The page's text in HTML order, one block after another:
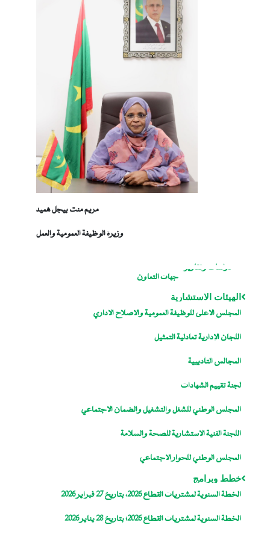
مريم منت بيجل هميد
وزيرة الوظيفة العمومية والعمل
دراسات وتقارير
جهات التعاون
الهيئات الاستشارية
المجلس الاعلى للوظيفة العمومية والاصلاح الاداري
اللجان الإدارية تعادلية التمثيل
المجالس التأديبية
لجنة تقييم الشهادات
المجلس الوطني للشغل والتشغيل والضمان الاجتماعي
اللجنة الفنية الاستشارية للصحة والسلامة
المجلس الوطني للحوار الاجتماعي
خطط وبرامج
الخطة السنوية لمشتريات القطاع 2026، بتاريخ 27 فبراير 2026
الخطة السنوية لمشتريات القطاع 2026؛ بتاريخ 28 يناير 2026